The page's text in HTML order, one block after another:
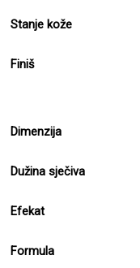
Stanje kože
Finiš
Dimenzija
Dužina sječiva
Efekat
Formula